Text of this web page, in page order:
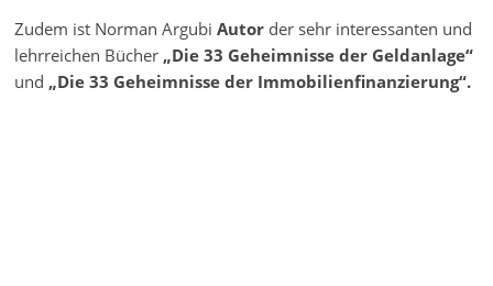
Zudem ist Norman ArgubiAutor der sehr interessanten und
lehrreichen Bücher „Die 33 Geheimnisse der Geldanlage“
und „Die 33 Geheimnisse der Immobilienfinanzierung“.